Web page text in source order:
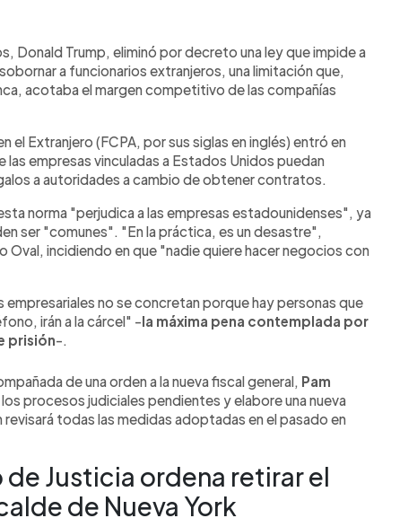
Donald Trump, eliminó por decreto una ley que impide a
a funcionarios extranjeros, una limitación que,
acotaba el margen competitivo de las compañías
el Extranjero (FCPA, por sus siglas en inglés) entró en
las empresas vinculadas a Estados Unidos puedan
a autoridades a cambio de obtener contratos.
norma "perjudica a las empresas estadounidenses", ya
ser "comunes". "En la práctica, es un desastre",
Oval, incidiendo en que "nadie quiere hacer negocios con
empresariales no se concretan porque hay personas que
irán a la cárcel" -la máxima pena contemplada por
prisión-.
de una orden a la nueva fiscal general, Pam
procesos judiciales pendientes y elabore una nueva
todas las medidas adoptadas en el pasado en
Justicia ordena retirar el
de Nueva York